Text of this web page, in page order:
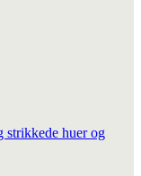
strikkede huer og